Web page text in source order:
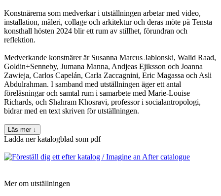
Konstnärerna som medverkar i utställningen arbetar med video,
installation, måleri, collage och arkitektur och deras möte på Tensta
konsthall hösten 2024 blir ett rum av stillhet, förundran och
reflektion.
Medverkande konstnärer är Susanna Marcus Jablonski, Walid Raad,
Goldin+Senneby, Jumana Manna, Andjeas Ejiksson och Joanna
Zawieja, Carlos Capelán, Carla Zaccagnini, Eric Magassa och Asli
Abdulrahman. I samband med utställningen äger ett antal
föreläsningar och samtal rum i samarbete med Marie-Louise
Richards, och Shahram Khosravi, professor i socialantropologi,
bidrar med en text skriven för utställningen.
Läs mer ↓
Ladda ner katalogblad som pdf
Mer om utställningen